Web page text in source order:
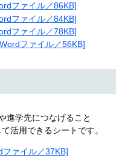
ファイル／86KB]
ファイル／84KB]
ファイル／78KB]
ファイル／56KB]
進学先につなげること
活用できるシートです。
ァイル／37KB]